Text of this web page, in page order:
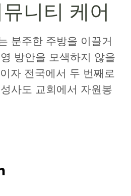
니티 케어
분주한 주방을 이끌거
방안을 모색하지 않을
자 전국에서 두 번째로
사도 교회에서 자원봉